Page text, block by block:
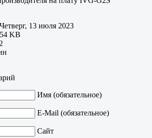
Четверг, 13 июля 2023
KB
Имя (обязательное)
E-Mail (обязательное)
Сайт